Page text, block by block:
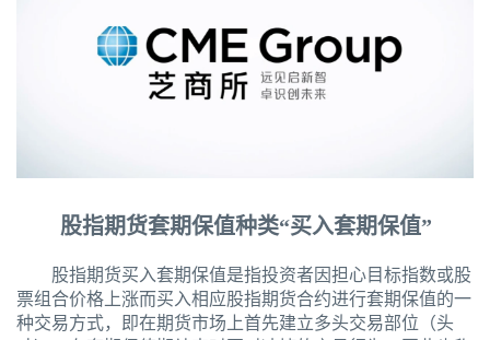
股指期货套期保值种类“买入套期保值”
股指期货买入套期保值是指投资者因担心目标指数或股
票组合价格上涨而买入相应股指期货合约进行套期保值的一
种交易方式，即在期货市场上首先建立多头交易部位（头